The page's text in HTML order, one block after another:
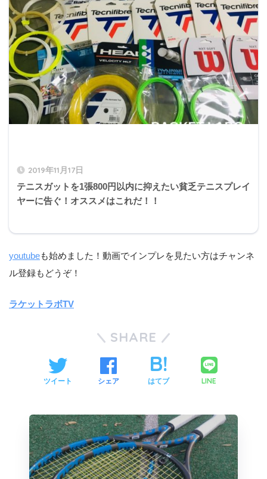
2019年11月17日
テニスガットを1張800円以内に抑えたい貧乏テニスプレイ
ヤーに告ぐ！オススメはこれだ！！
youtubeも始めました！動画でインプレを見たい方はチャンネ
ル登録もどうぞ！
ラケットラボTV
SHARE
ツイート シェア はてブ LINE